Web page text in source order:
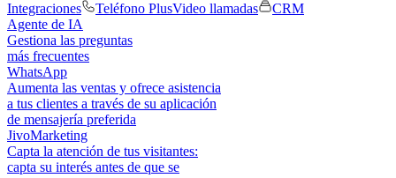
Integraciones
Teléfono PlusVideo llamadas
CRM
Agente de IA
Gestiona las preguntas
más frecuentes
WhatsApp
Aumenta las ventas y ofrece asistencia
a tus clientes a través de su aplicación
de mensajería preferida
JivoMarketing
Capta la atención de tus visitantes:
capta su interés antes de que se